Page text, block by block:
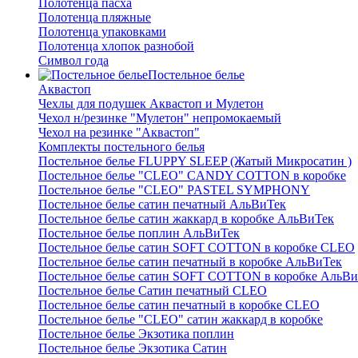
Полотенца пасха
Полотенца пляжные
Полотенца упаковками
Полотенца хлопок разнобой
Символ года
Постельное белье
Аквастоп
Чехлы для подушек Аквастоп и Мулетон
Чехол н/резинке "Мулетон" непромокаемый
Чехол на резинке "Аквастоп"
Комплекты постельного белья
Постельное белье FLUPPY SLEEP (Жатый Микросатин )
Постельное белье "CLEO" CANDY COTTON в коробке
Постельное белье "CLEO" PASTEL SYMPHONY
Постельное белье сатин печатный АльВиТек
Постельное белье сатин жаккард в коробке АльВиТек
Постельное белье поплин АльВиТек
Постельное белье сатин SOFT COTTON в коробке CLEO
Постельное белье сатин печатный в коробке АльВиТек
Постельное белье сатин SOFT COTTON в коробке
Постельное белье Сатин печатный CLEO
Постельное белье сатин печатный в коробке CLEO
Постельное белье "CLEO" сатин жаккард в коробке
Постельное белье Экзотика поплин
Постельное белье Экзотика Сатин